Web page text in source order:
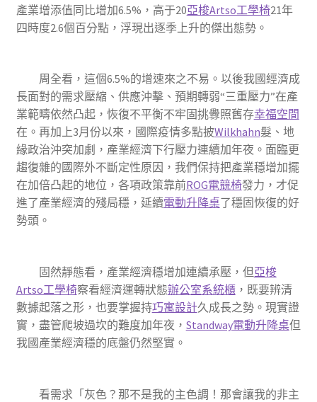
產業增添值同比增加6.5%，高于20亞梭Artso工學椅21年
四時度2.6個百分點，浮現出逐季上升的傑出態勢。
周全看，這個6.5%的增速來之不易。以後我國經濟成
長面對的需求壓縮、供應沖擊、預期轉弱“三重壓力”在產
業範疇依然凸起，恢復不平衡不牢固挑釁照舊存幸福空間
在。再加上3月份以來，國際疫情多點披Wilkhahn髮、地
緣政治沖突加劇，產業經濟下行壓力連續加年夜。面臨更
趨復雜的國際外不斷定性原因，我們保持把產業穩增加擺
在加倍凸起的地位，各項政策靠前ROG電競椅發力，才促
進了產業經濟的殘局穩，延續電動升降桌了穩固恢復的好
勢頭。
固然靜態看，產業經濟穩增加連續承壓，但亞梭
Artso工學椅察看經濟運轉狀態辦公室系統櫃，既要辨清
數據起落之形，也要掌握持巧寓設計久成長之勢。現實證
實，盡管爬坡過坎的難度加年夜， Standway電動升降桌但
我國產業經濟穩的底盤仍然堅實。
看需求「灰色？那不是我的主色調！那會讓我的非主